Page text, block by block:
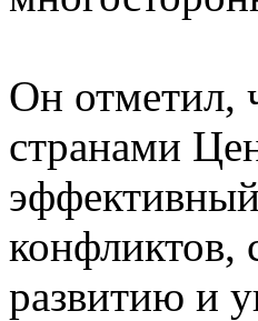
Он отметил,
странами
конфликтов,
развитию и